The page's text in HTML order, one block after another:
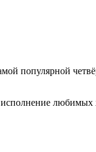
популярной
любимых